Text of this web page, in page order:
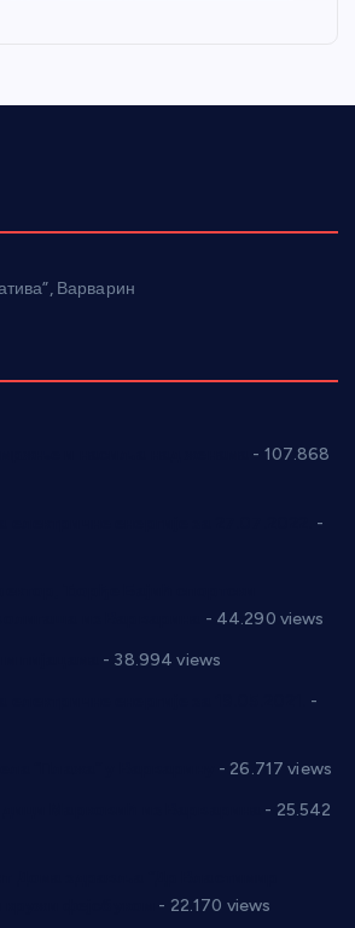
Варварин
- 107.868
-
- 44.290 views
- 38.994 views
-
- 26.717 views
- 25.542
- 22.170 views